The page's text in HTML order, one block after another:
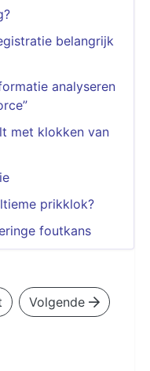
belangrijk
analyseren
met klokken van
prikklok?
foutkans
Volgende